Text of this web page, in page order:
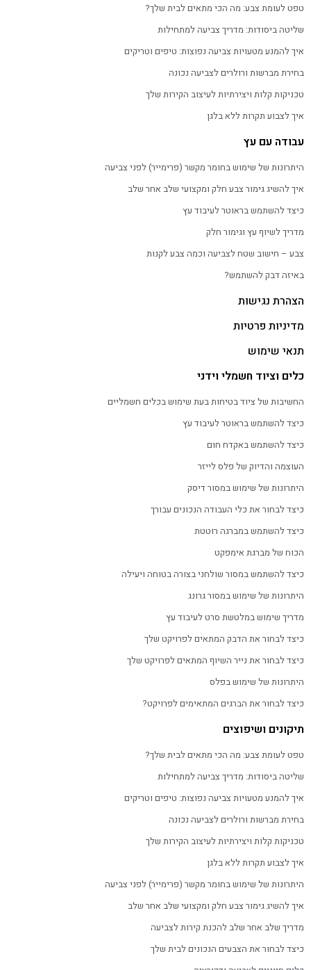
טפט לעומת צבע: מה הכי מתאים לבית שלך?
שליטה ביסודות: מדריך צביעה למתחילות
איך להמנע מטעויות צביעה נפוצות: טיפים וטריקים
בחירת מברשות ורולרים לצביעה נכונה
טכניקות קלות ויצירתיות לעיצוב הקירות שלך
איך לצבוע תקרות ללא בלגן
עבודה עם עץ
היתרונות של שימוש בחומר מקשר (פרימייר) לפני צביעה
איך להשיג גימור צבע חלק ומקצועי שלב אחר שלב
כיצד להשתמש בראוטר לעיבוד עץ
מדריך לשיוף עץ וגימור חלק
צבע – חישוב שטח לצביעה וכמה צבע לקנות
באיזה דבק להשתמש?
הצהרת נגישות
מדיניות פרטיות
תנאי שימוש
כלים וציוד חשמלי וידני
החשיבות של ציוד בטיחות בעת שימוש בכלים חשמליים
כיצד להשתמש בראוטר לעיבוד עץ
כיצד להשתמש באקדח חום
העוצמה והדיוק של פלס לייזר
היתרונות של שימוש במסור דיסק
כיצד לבחור את כלי העבודה הנכונים עבורך
כיצד להשתמש במברגה רוטטת
הכוח של מברגת אימפקט
כיצד להשתמש במסור שולחני בצורה בטוחה ויעילה
היתרונות של שימוש במסור גרונג
מדריך שימוש במלטשת סרט לעיבוד עץ
כיצד לבחור את הדבק המתאים לפרויקט שלך
כיצד לבחור את נייר השיוף המתאים לפרויקט שלך
היתרונות של שימוש בפלס
כיצד לבחור את הברגים המתאימים לפרויקט?
תיקונים ושיפוצים
טפט לעומת צבע: מה הכי מתאים לבית שלך?
שליטה ביסודות: מדריך צביעה למתחילות
איך להמנע מטעויות צביעה נפוצות: טיפים וטריקים
בחירת מברשות ורולרים לצביעה נכונה
טכניקות קלות ויצירתיות לעיצוב הקירות שלך
איך לצבוע תקרות ללא בלגן
היתרונות של שימוש בחומר מקשר (פרימייר) לפני צביעה
איך להשיג גימור צבע חלק ומקצועי שלב אחר שלב
מדריך שלב אחר שלב להכנת קירות לצביעה
כיצד לבחור את הצבעים הנכונים לבית שלך